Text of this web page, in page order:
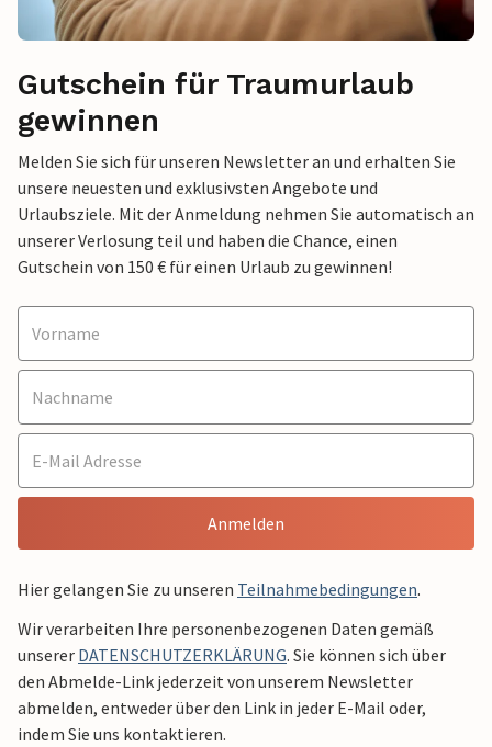
Gutschein für Traumurlaub
gewinnen
Melden Sie sich für unseren Newsletter an und erhalten Sie
unsere neuesten und exklusivsten Angebote und
Urlaubsziele. Mit der Anmeldung nehmen Sie automatisch an
unserer Verlosung teil und haben die Chance, einen
Gutschein von 150 € für einen Urlaub zu gewinnen!
Anmelden
Hier gelangen Sie zu unseren Teilnahmebedingungen.
Wir verarbeiten Ihre personenbezogenen Daten gemäß
unserer DATENSCHUTZERKLÄRUNG. Sie können sich über
den Abmelde-Link jederzeit von unserem Newsletter
abmelden, entweder über den Link in jeder E-Mail oder,
indem Sie uns kontaktieren.